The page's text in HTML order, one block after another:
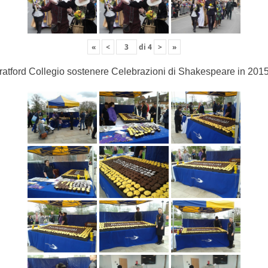
« < di 4 > »
Collegio sostenere Celebrazioni di Shakespeare in